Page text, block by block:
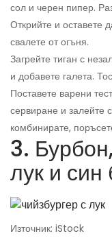
сол и черен пипер.
Открийте и оставете
свалете от огъня.
Загрейте тиган с
и добавете галета.
Поставете варени
сервиране и залейте
комбинирате,
3.
лук и син
Източник: iStock